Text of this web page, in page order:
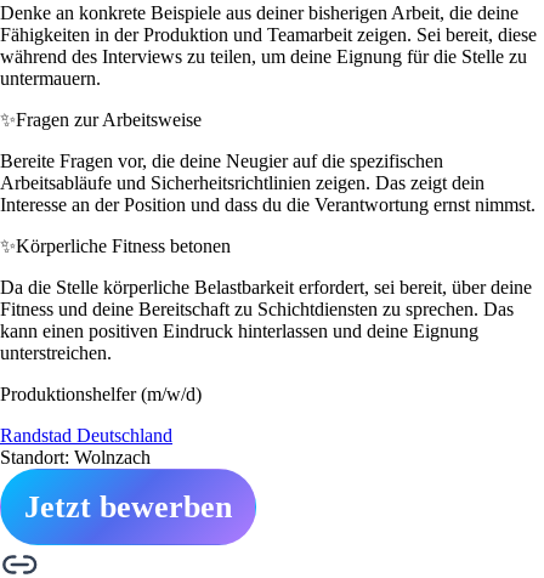
Denke an konkrete Beispiele aus deiner bisherigen Arbeit, die deine
Fähigkeiten in der Produktion und Teamarbeit zeigen. Sei bereit, diese
während des Interviews zu teilen, um deine Eignung für die Stelle zu
untermauern.
✨Fragen zur Arbeitsweise
Bereite Fragen vor, die deine Neugier auf die spezifischen
Arbeitsabläufe und Sicherheitsrichtlinien zeigen. Das zeigt dein
Interesse an der Position und dass du die Verantwortung ernst nimmst.
✨Körperliche Fitness betonen
Da die Stelle körperliche Belastbarkeit erfordert, sei bereit, über deine
Fitness und deine Bereitschaft zu Schichtdiensten zu sprechen. Das
kann einen positiven Eindruck hinterlassen und deine Eignung
unterstreichen.
Produktionshelfer (m/w/d)
Randstad Deutschland
Standort: Wolnzach
Jetzt bewerben